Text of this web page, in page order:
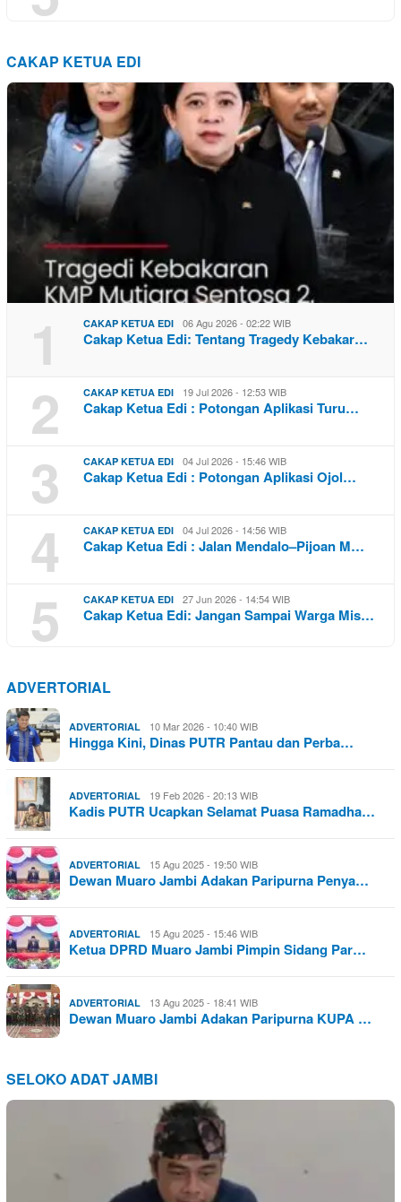
CAKAP KETUA EDI
1 CAKAP KETUA EDI 06 Agu 2026 - 02:22 WIB
Cakap Ketua Edi: Tentang Tragedy Kebakar…
2 CAKAP KETUA EDI 19 Jul 2026 - 12:53 WIB
Cakap Ketua Edi : Potongan Aplikasi Turu…
3 CAKAP KETUA EDI 04 Jul 2026 - 15:46 WIB
Cakap Ketua Edi : Potongan Aplikasi Ojol…
4 CAKAP KETUA EDI 04 Jul 2026 - 14:56 WIB
Cakap Ketua Edi : Jalan Mendalo–Pijoan M…
5 CAKAP KETUA EDI 27 Jun 2026 - 14:54 WIB
Cakap Ketua Edi: Jangan Sampai Warga Mis…
ADVERTORIAL
ADVERTORIAL 10 Mar 2026 - 10:40 WIB
Hingga Kini, Dinas PUTR Pantau dan Perba…
ADVERTORIAL 19 Feb 2026 - 20:13 WIB
Kadis PUTR Ucapkan Selamat Puasa Ramadha…
ADVERTORIAL 15 Agu 2025 - 19:50 WIB
Dewan Muaro Jambi Adakan Paripurna Penya…
ADVERTORIAL 15 Agu 2025 - 15:46 WIB
Ketua DPRD Muaro Jambi Pimpin Sidang Par…
ADVERTORIAL 13 Agu 2025 - 18:41 WIB
Dewan Muaro Jambi Adakan Paripurna KUPA …
SELOKO ADAT JAMBI